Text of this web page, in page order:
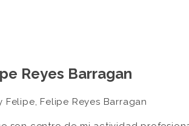
Reyes Barragan
Felipe, Felipe Reyes Barragan